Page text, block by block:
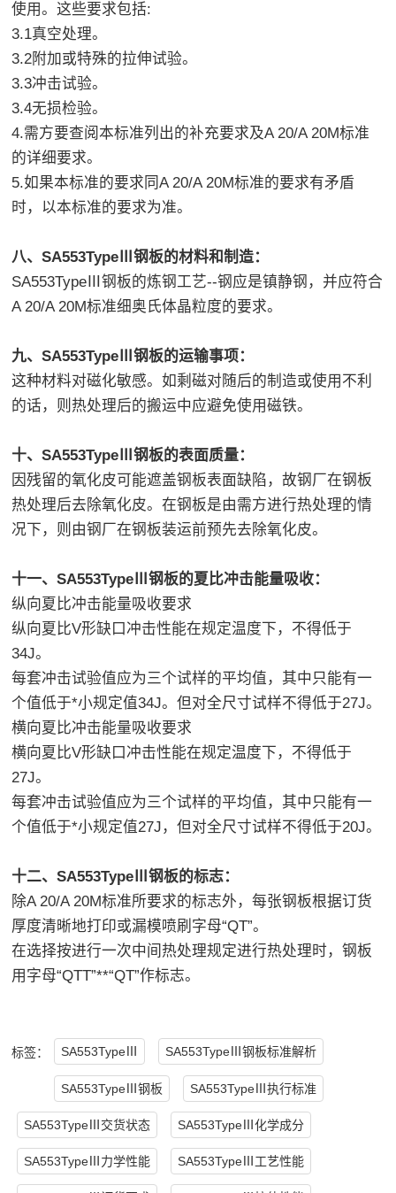
使用。这些要求包括:
3.1真空处理。
3.2附加或特殊的拉伸试验。
3.3冲击试验。
3.4无损检验。
4.需方要查阅本标准列出的补充要求及A 20/A 20M标准
的详细要求。
5.如果本标准的要求同A 20/A 20M标准的要求有矛盾
时，以本标准的要求为准。
八、SA553TypeⅢ钢板的材料和制造：
SA553TypeⅢ钢板的炼钢工艺--钢应是镇静钢，并应符合
A 20/A 20M标准细奥氏体晶粒度的要求。
九、SA553TypeⅢ钢板的运输事项：
这种材料对磁化敏感。如剩磁对随后的制造或使用不利
的话，则热处理后的搬运中应避免使用磁铁。
十、SA553TypeⅢ钢板的表面质量：
因残留的氧化皮可能遮盖钢板表面缺陷，故钢厂在钢板
热处理后去除氧化皮。在钢板是由需方进行热处理的情
况下，则由钢厂在钢板装运前预先去除氧化皮。
十一、SA553TypeⅢ钢板的夏比冲击能量吸收：
纵向夏比冲击能量吸收要求
纵向夏比V形缺口冲击性能在规定温度下，不得低于
34J。
每套冲击试验值应为三个试样的平均值，其中只能有一
个值低于*小规定值34J。但对全尺寸试样不得低于27J。
横向夏比冲击能量吸收要求
横向夏比V形缺口冲击性能在规定温度下，不得低于
27J。
每套冲击试验值应为三个试样的平均值，其中只能有一
个值低于*小规定值27J，但对全尺寸试样不得低于20J。
十二、SA553TypeⅢ钢板的标志：
除A 20/A 20M标准所要求的标志外，每张钢板根据订货
厚度清晰地打印或漏模喷刷字母“QT”。
在选择按进行一次中间热处理规定进行热处理时，钢板
用字母“QTT”**“QT”作标志。
标签： SA553TypeⅢ SA553TypeⅢ钢板标准解析
SA553TypeⅢ钢板 SA553TypeⅢ执行标准
SA553TypeⅢ交货状态 SA553TypeⅢ化学成分
SA553TypeⅢ力学性能 SA553TypeⅢ工艺性能